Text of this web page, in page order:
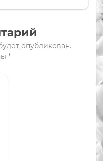
опубликован.
*